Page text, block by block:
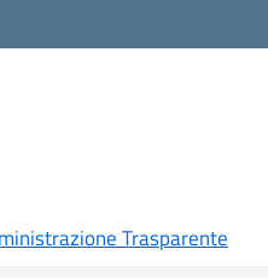
Trasparente